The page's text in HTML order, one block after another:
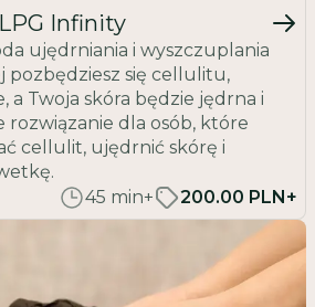
Infinity
ujędrniania i wyszczuplania
pozbędziesz się cellulitu,
a Twoja skóra będzie jędrna i
rozwiązanie dla osób, które
cellulit, ujędrnić skórę i
45 min+ 200.00 PLN+